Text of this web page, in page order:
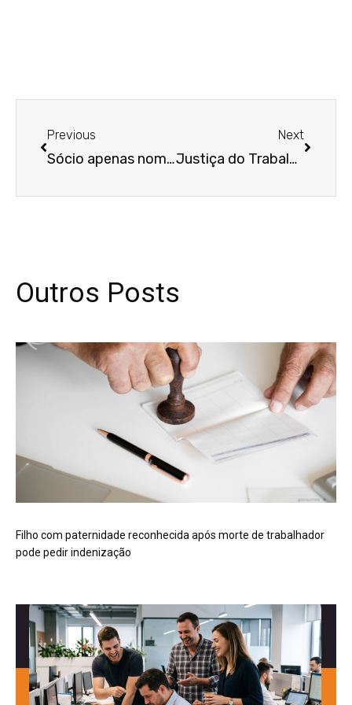
Previous
Sócio apenas nominal não tem direito a quota-parte em venda de empresa, decide TJ
Next
Justiça do Trabalho não reconhece vínculo de emprego de babá que trabalhava em sua própria casa
Outros Posts
Filho com paternidade reconhecida após morte de trabalhador
pode pedir indenização